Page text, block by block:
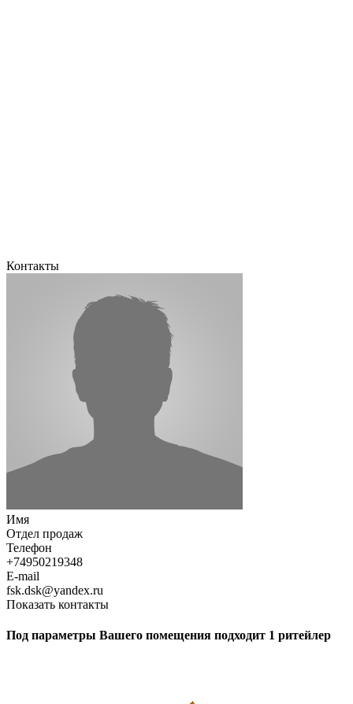
Контакты
Имя
Отдел продаж
Телефон
+74950219348
E-mail
fsk.dsk@yandex.ru
Показать контакты
Под параметры Вашего помещения подходит 1 ритейлер